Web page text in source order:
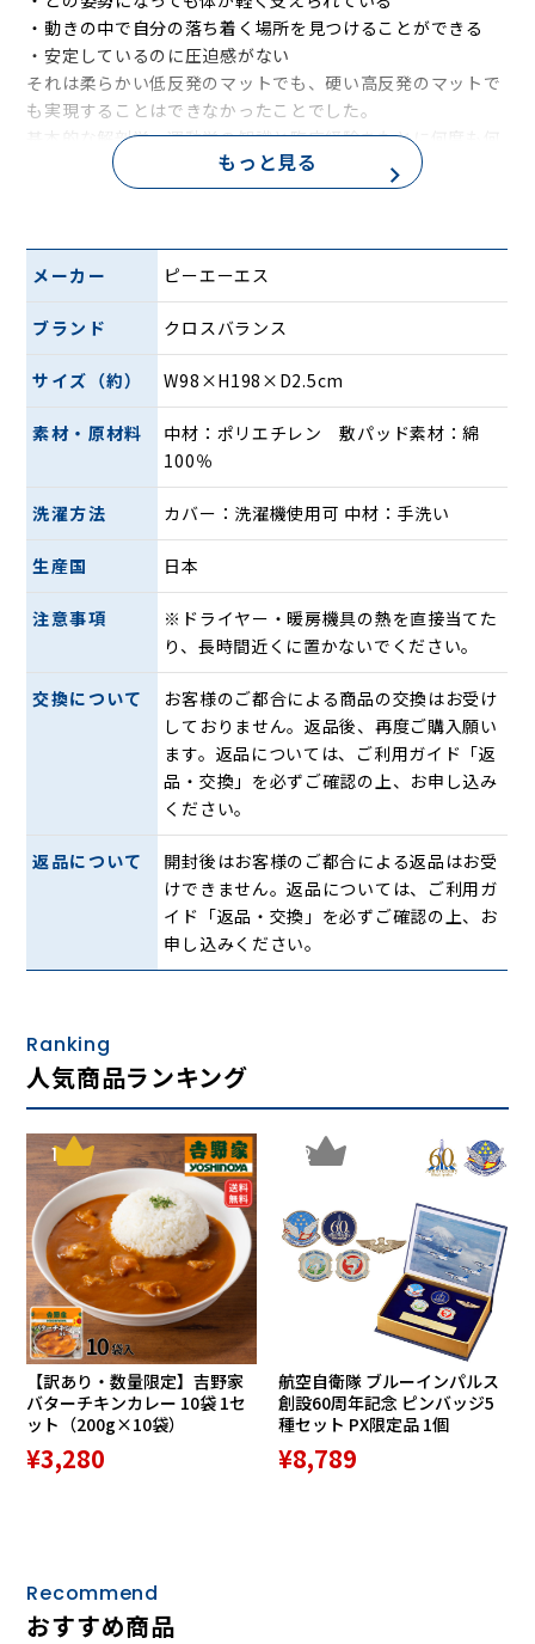
・動きの中で自分の落ち着く場所を見つけることができる
・安定しているのに圧迫感がない
それは柔らかい低反発のマットでも、硬い高反発のマットで
も実現することはできなかったことでした。
基本的な解剖学、運動学の知識と臨床経験をもとに何度も何
度も硬さの調節し、出来上がったのがクロスバランスです。
作業療法士として多くの方の体の不調と向き合い続けたから
世界初のクロス構造
編成樹脂網状構造体をさらに硬い層、柔らかい層を交互に編
み込んだ特殊構造。凹凸のある人の体をやさしく支え、さら
に動きをサポートします。
格子状の構造が人の動きに合わせて沈んでは、また復元を繰
り返し、身体を送り出すように支えるので、負担をかけず常
に快適な「寝姿勢」を保ちます。
もっと見る
メーカー ピーエーエス
ブランド クロスバランス
サイズ（約） W98×H198×D2.5cm
素材・原材料
中材：ポリエチレン 敷パッド素材：綿
100％
洗濯方法 カバー：洗濯機使用可 中材：手洗い
生産国 日本
注意事項
※ドライヤー・暖房機具の熱を直接当てた
り、長時間近くに置かないでください。
交換について
お客様のご都合による商品の交換はお受け
しておりません。返品後、再度ご購入願い
ます。返品については、ご利用ガイド「返
品・交換」を必ずご確認の上、お申し込み
ください。
返品について
開封後はお客様のご都合による返品はお受
けできません。返品については、ご利用ガ
イド「返品・交換」を必ずご確認の上、お
申し込みください。
Ranking
人気商品ランキング
1
【訳あり・数量限定】吉野家
バターチキンカレー 10袋 1セ
ット（200g×10袋）
¥3,280
2
航空自衛隊 ブルーインパルス
創設60周年記念 ピンバッジ5
種セット PX限定品 1個
¥8,789
Recommend
おすすめ商品